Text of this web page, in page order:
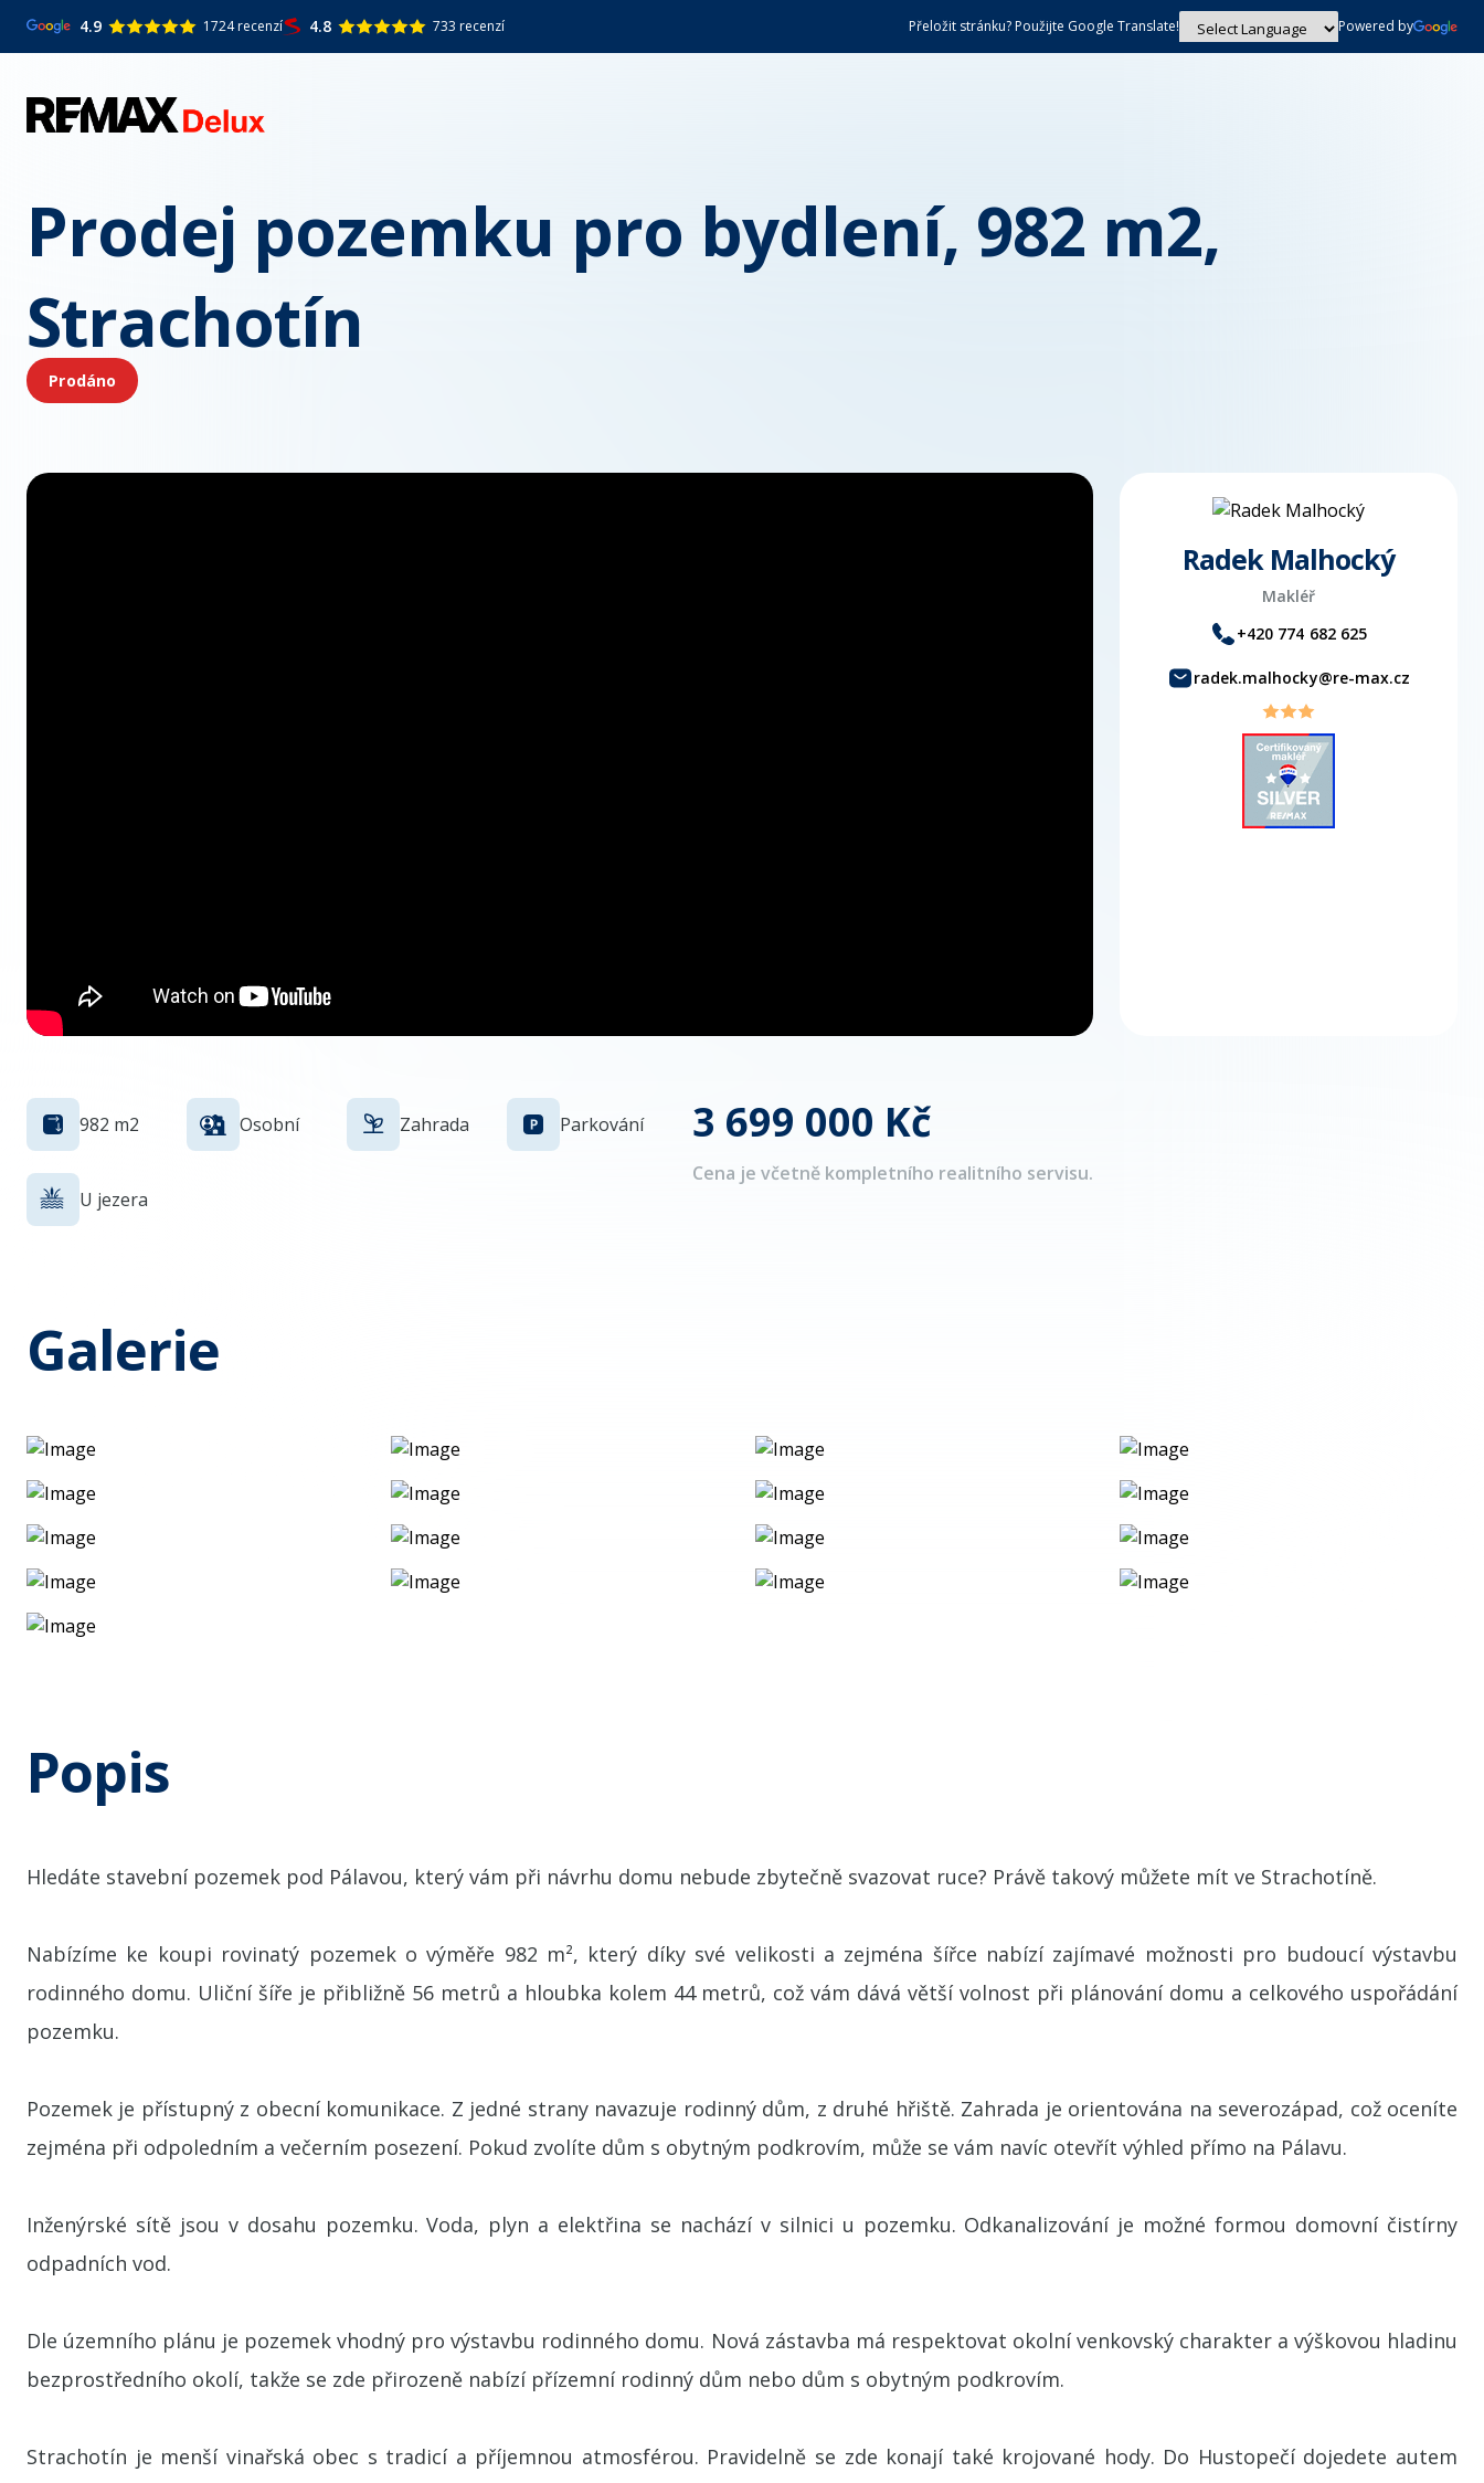
4.9 1724 recenzí 4.8 733 recenzí Přeložit stránku? Použijte Google Translate!
Powered by
Powered by
Prodej pozemku pro bydlení, 982 m2,
Strachotín
Prodáno
Radek Malhocký
Makléř
+420 774 682 625
radek.malhocky@re-max.cz
982 m2 Osobní Zahrada Parkování
U jezera
3 699 000 Kč
Cena je včetně kompletního realitního servisu.
Galerie
Popis
Hledáte stavební pozemek pod Pálavou, který vám při návrhu domu nebude zbytečně svazovat ruce? Právě takový můžete mít ve Strachotíně.
Nabízíme ke koupi rovinatý pozemek o výměře 982 m², který díky své velikosti a zejména šířce nabízí zajímavé možnosti pro budoucí výstavbu
rodinného domu. Uliční šíře je přibližně 56 metrů a hloubka kolem 44 metrů, což vám dává větší volnost při plánování domu a celkového uspořádání
pozemku.
Pozemek je přístupný z obecní komunikace. Z jedné strany navazuje rodinný dům, z druhé hřiště. Zahrada je orientována na severozápad, což oceníte
zejména při odpoledním a večerním posezení. Pokud zvolíte dům s obytným podkrovím, může se vám navíc otevřít výhled přímo na Pálavu.
Inženýrské sítě jsou v dosahu pozemku. Voda, plyn a elektřina se nachází v silnici u pozemku. Odkanalizování je možné formou domovní čistírny
odpadních vod.
Dle územního plánu je pozemek vhodný pro výstavbu rodinného domu. Nová zástavba má respektovat okolní venkovský charakter a výškovou hladinu
bezprostředního okolí, takže se zde přirozeně nabízí přízemní rodinný dům nebo dům s obytným podkrovím.
Strachotín je menší vinařská obec s tradicí a příjemnou atmosférou. Pravidelně se zde konají také krojované hody. Do Hustopečí dojedete autem